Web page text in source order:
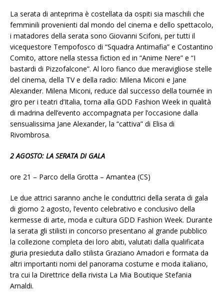
La serata di anteprima è costellata da ospiti sia maschili che
femminili provenienti dal mondo del cinema e dello spettacolo,
i matadores della serata sono Giovanni Scifoni, per tutti il
vicequestore Tempofosco di “Squadra Antimafia” e Costantino
Comito, attore nella stessa fiction ed in “Anime Nere” e “I
bastardi di Pizzofalcone”. Al loro fianco due meravigliose stelle
del cinema, della TV e della radio: Milena Miconi e Jane
Alexander. Milena Miconi, reduce dal successo della tournée in
giro per i teatri d’Italia, torna alla GDD Fashion Week in qualità
di madrina dell’evento accompagnata per l’occasione dalla
sensualissima Jane Alexander, la “cattiva” di Elisa di
Rivombrosa.
2 AGOSTO: LA SERATA DI GALA
ore 21 – Parco della Grotta – Amantea (CS)
Le due attrici saranno anche le conduttrici della serata di gala
di giorno 2 agosto, l’evento celebrativo e conclusivo della
kermesse di arte, moda e cultura GDD Fashion Week. Durante
la serata gli stilisti in concorso presentano al grande pubblico
la collezione completa dei loro abiti, valutati dalla qualificata
giuria presieduta dallo stilista Graziano Amadori e formata da
altri importanti nomi del panorama costume e moda italiano,
tra cui la Direttrice della rivista La Mia Boutique Stefania
Arnaldi.